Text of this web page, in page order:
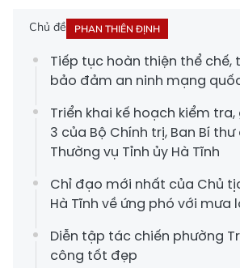
Chủ đề PHAN THIÊN ĐỊNH
Tiếp tục hoàn thiện thể chế,
bảo đảm an ninh mạng
Triển khai kế hoạch kiểm
3 của Bộ Chính trị, Ban Bí
Thường vụ Tỉnh ủy Hà Tĩnh
Chỉ đạo mới nhất của Chủ
Hà Tĩnh về ứng phó với mưa
Diễn tập tác chiến phường
công tốt đẹp